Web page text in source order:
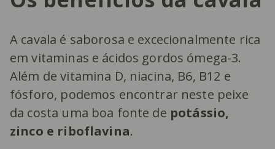
A cavala é saborosa e excecionalmente rica
em vitaminas e ácidos gordos ómega-3.
Além de vitamina D, niacina, B6, B12 e
fósforo, podemos encontrar neste peixe
da costa uma boa fonte de potássio,
zinco e riboflavina.